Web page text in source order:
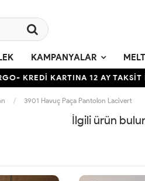
KAMPANYALAR
KREDİ KARTINA 12 AY TAKSİT
3901 Havuç Paça Pantolon Lacivert
İlgili ürün